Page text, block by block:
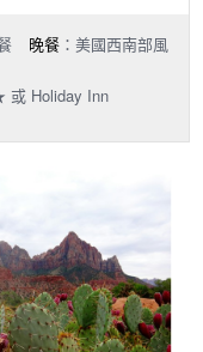
晚餐 ：美國西南部風
或 Holiday Inn